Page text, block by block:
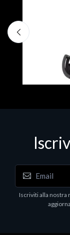
EPSON
Epson,
Adatto a
Iscriviti alla nostra